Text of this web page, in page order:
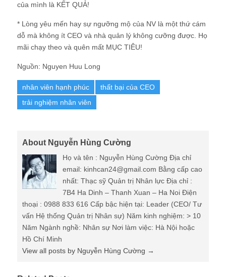
của mình là KẾT QUẢ!
* Lòng yêu mến hay sự ngưỡng mộ của NV là một thứ cám
dỗ mà không ít CEO và nhà quản lý không cưỡng được. Họ
mãi chạy theo và quên mất MỤC TIÊU!
Nguồn: Nguyen Huu Long
nhân viên hạnh phúc
thất bại của CEO
trải nghiệm nhân viên
About Nguyễn Hùng Cường
Họ và tên : Nguyễn Hùng Cường Địa chỉ
email: kinhcan24@gmail.com Bằng cấp cao
nhất: Thạc sỹ Quản trị Nhân lực Địa chỉ :
7B4 Ha Dinh – Thanh Xuan – Ha Noi Điện
thoại : 0988 833 616 Cấp bậc hiện tại: Leader (CEO/ Tư
vấn Hệ thống Quản trị Nhân sự) Năm kinh nghiệm: > 10
Năm Ngành nghề: Nhân sự Nơi làm việc: Hà Nội hoặc
Hồ Chí Minh
View all posts by Nguyễn Hùng Cường →